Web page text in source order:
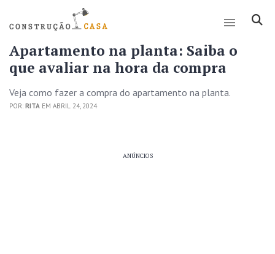
Apartamento na planta: Saiba o
que avaliar na hora da compra
Veja como fazer a compra do apartamento na planta.
POR: RITA EM ABRIL 24, 2024
ANÚNCIOS